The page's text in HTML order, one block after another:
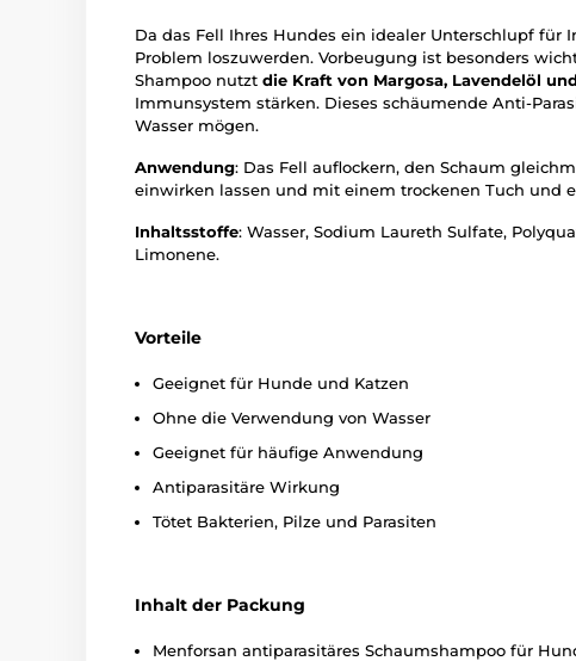
Da das Fell Ihres Hundes ein idealer Unterschlupf für
Problem loszuwerden. Vorbeugung ist besonders
Shampoo nutzt die Kraft von Margosa, Lavendelöl
Immunsystem stärken. Dieses schäumende Anti-
Wasser mögen.
Anwendung: Das Fell auflockern, den Schaum
einwirken lassen und mit einem trockenen Tuch und
Inhaltsstoffe: Wasser, Sodium Laureth Sulfate,
Limonene.
Vorteile
Geeignet für Hunde und Katzen
Ohne die Verwendung von Wasser
Geeignet für häufige Anwendung
Antiparasitäre Wirkung
Tötet Bakterien, Pilze und Parasiten
Inhalt der Packung
Menforsan antiparasitäres Schaumshampoo für